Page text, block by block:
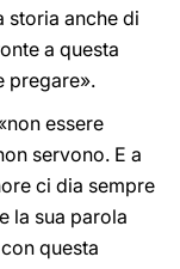
storia anche di
a questa
pregare».
essere
servono. E a
ci dia sempre
la sua parola
questa